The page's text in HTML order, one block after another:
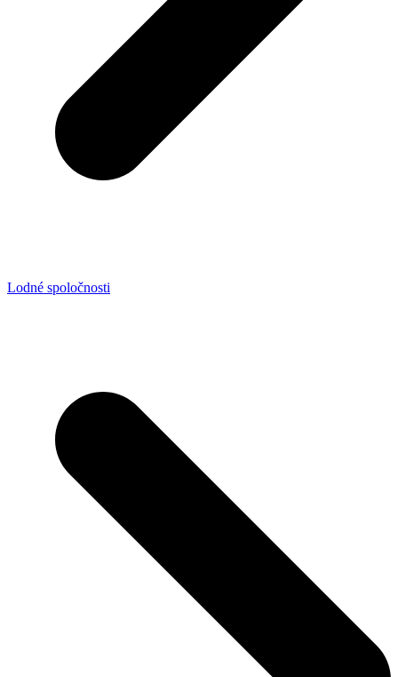
Lodné spoločnosti